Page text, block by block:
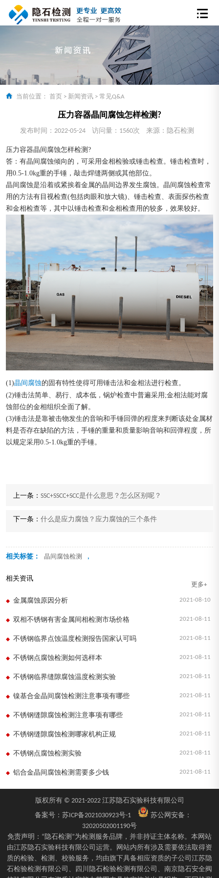
当前位置： 首页 > 新闻资讯 > 常见Q&A
压力容器晶间腐蚀怎样检测?
发布时间：2022-05-24 访问量：1560次 来源：隐石检测
压力容器晶间腐蚀怎样检测?
答：有晶间腐蚀倾向的，可采用金相检验或锤击检查。锤击检查时，
用0.5-1.0kg重的手锤，敲击焊缝两侧或其他部位。
晶间腐蚀是沿着或紧挨着金属的晶间边界发生腐蚀。晶间腐蚀检查常
用的方法有目视检查(包括肉眼和放大镜)、锤击检查、表面探伤检查
和金相检查等，其中以锤击检查和金相检查用的较多，效果较好。
(1)晶间腐蚀的固有特性使得可用锤击法和金相法进行检查。
(2)锤击法简单、易行、成本低，锅炉检查中普遍采用;金相法能对腐
蚀部位的金相组织全面了解。
(3)锤击法是靠被击物发生的音响和手锤回弹的程度来判断该处金属材
料是否存在缺陷的方法，手锤的重量和质量影响音响和回弹程度，所
以规定采用0.5-1.0kg重的手锤。
上一条： SSC+SSCC+SCC是什么意思？怎么区别呢？
下一条： 什么是应力腐蚀？应力腐蚀的三个条件
相关标签： 晶间腐蚀检测 ,
相关资讯
更多+
2021-08-10
金属腐蚀原因分析
2021-08-11
双相不锈钢有害金属间相检测市场价格
2021-08-11
不锈钢临界点蚀温度检测报告国家认可吗
2021-08-11
不锈钢点腐蚀检测如何选样本
2021-08-11
不锈钢临界缝隙腐蚀温度检测实验
2021-08-11
镍基合金晶间腐蚀检测注意事项有哪些
2021-08-11
不锈钢缝隙腐蚀检测注意事项有哪些
2021-08-11
不锈钢缝隙腐蚀检测哪家机构正规
2021-08-11
不锈钢点腐蚀检测实验
2021-08-11
铝合金晶间腐蚀检测需要多少钱
版权所有 © 2021-2022 江苏隐石实验科技有限公司
备案号： 苏ICP备2021030923号-1
苏公网安备：
32020502001190号
免责声明：“隐石检测”为检测服务品牌，并非持证主体名称。本网站
由江苏隐石实验科技有限公司运营。网站内所有涉及需要依法取得资
质的检验、检测、校验服务，均由旗下具备相应资质的子公司江苏隐
石检验检测有限公司、四川隐石检验检测有限公司、南京隐石安全阀